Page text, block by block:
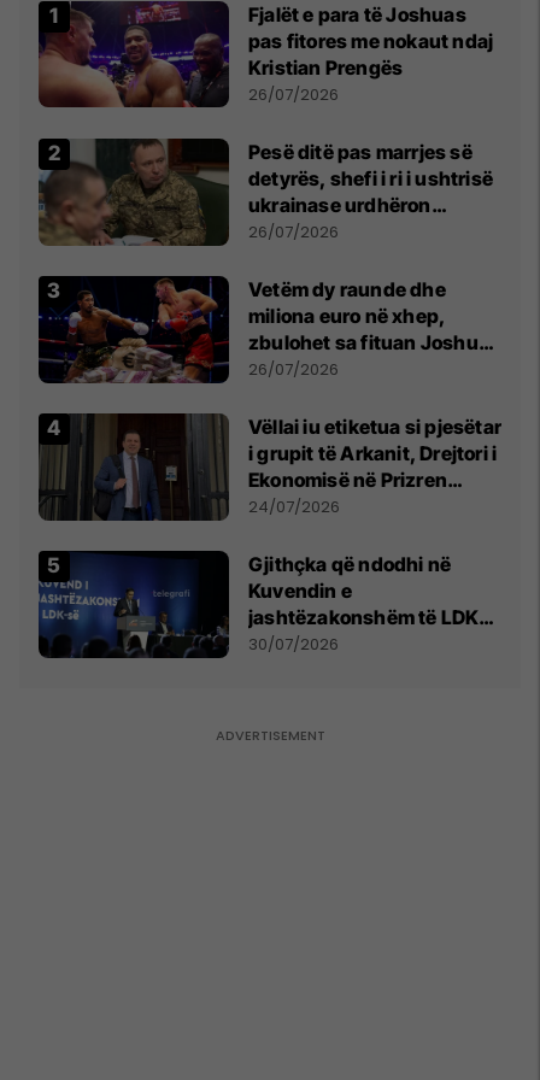
Fjalët e para të Joshuas
pas fitores me nokaut ndaj
Kristian Prengës
26/07/2026
Pesë ditë pas marrjes së
detyrës, shefi i ri i ushtrisë
ukrainase urdhëron
kontroll të madh
26/07/2026
Vetëm dy raunde dhe
miliona euro në xhep,
zbulohet sa fituan Joshua
e Prenga
26/07/2026
Vëllai iu etiketua si pjesëtar
i grupit të Arkanit, Drejtori i
Ekonomisë në Prizren
mohon pretendimet
24/07/2026
Gjithçka që ndodhi në
Kuvendin e
jashtëzakonshëm të LDK-
së
30/07/2026